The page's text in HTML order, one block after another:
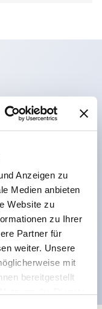
Anzeigen zu
Medien anbieten
Website zu
zu Ihrer
Partner für
weiter. Unsere
mit
bereitgestellt
eine 4-
der
2-Aktions-